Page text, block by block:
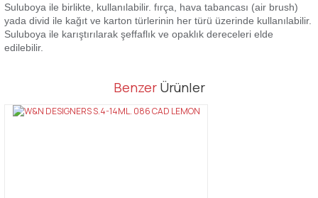
Suluboya ile birlikte, kullanılabilir. fırça, hava tabancası (air brush)
yada divid ile kağıt ve karton türlerinin her türü üzerinde kullanılabilir.
Suluboya ile karıştırılarak şeffaflık ve opaklık dereceleri elde
edilebilir.
Bu ürüne ilk yorumu siz yapın!
Bu ürünün fiyat bilgisi, resim, ürün açıklamalarında ve diğer
tarafımıza iletebilirsiniz.
Benzer Ürünler